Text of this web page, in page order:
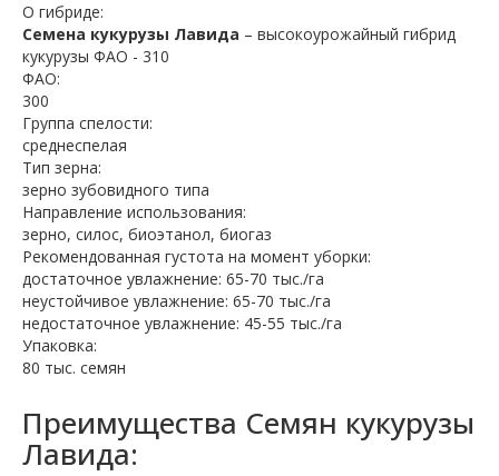
О гибриде:
Семена кукурузы Лавида – высокоурожайный гибрид
кукурузы ФАО - 310
ФАО:
300
Группа спелости:
среднеспелая
Тип зерна:
зерно зубовидного типа
Направление использования:
зерно, силос, биоэтанол, биогаз
Рекомендованная густота на момент уборки:
достаточное увлажнение: 65-70 тыс./га
неустойчивое увлажнение: 65-70 тыс./га
недостаточное увлажнение: 45-55 тыс./га
Упаковка:
80 тыс. семян
Преимущества Семян кукурузы
Лавида: